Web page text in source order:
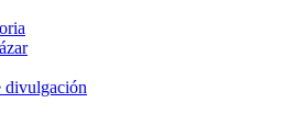
divulgación